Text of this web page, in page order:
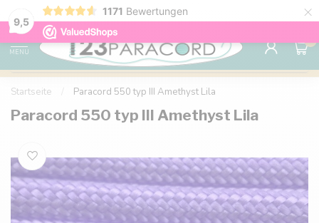
9,5
1171 Bewertungen ×
Kostenlose Lieferung nach Hause ab 150 €
MENU
0
Startseite Paracord 550 typ III Amethyst Lila
Paracord 550 typ III Amethyst Lila